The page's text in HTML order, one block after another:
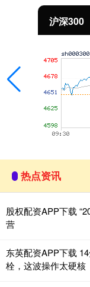
北证50
热点资讯
股权配资APP下载
营
东英配资APP下载
栓，这波操作太硬核